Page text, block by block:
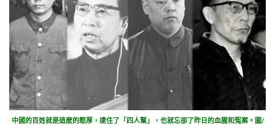
中國的百姓就是這麽的憨厚，逮住了「四人幫」，也就忘卻了昨日的血腥和冤案。圖/